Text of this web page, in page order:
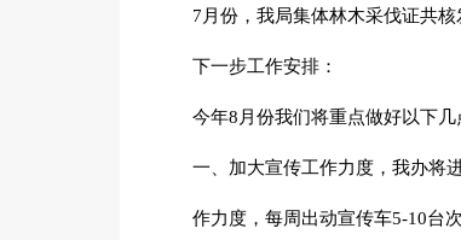
7月份，我局集体林木采伐证共
下一步工作安排：
今年8月份我们将重点做好以下几
一、加大宣传工作力度，我办将
作力度，每周出动宣传车5-10台